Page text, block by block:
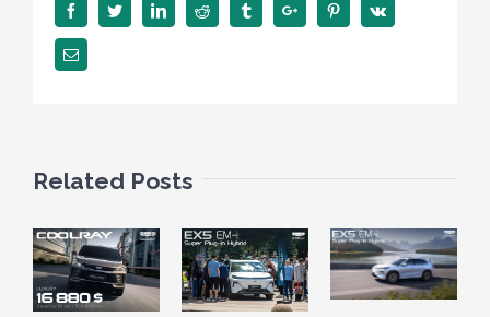
FacebookTwitterLinkedinReddit TumblrGoogle+ PinterestVk
Email
Related Posts